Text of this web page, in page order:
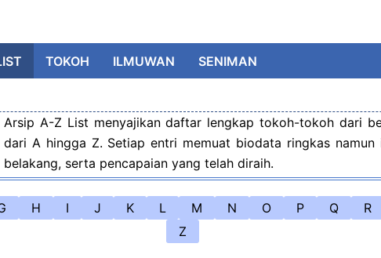
TOKOH ILMUWAN SENIMAN
Arsip A-Z List menyajikan daftar lengkap tokoh-tokoh dari
dari A hingga Z. Setiap entri memuat biodata ringkas
belakang, serta pencapaian yang telah diraih.
H I J K L M N O P Q R
Z